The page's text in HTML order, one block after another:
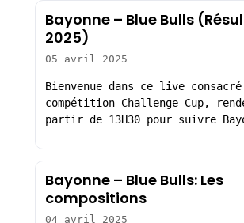
Bayonne – Blue Bulls
2025)
05 avril 2025
Bienvenue dans ce live
compétition Challenge Cup,
partir de 13H30 pour suivre
Bayonne – Blue Bulls: Les
compositions
04 avril 2025